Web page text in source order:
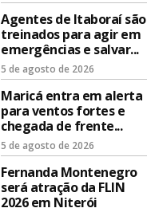
Agentes de Itaboraí são
treinados para agir em
emergências e salvar...
5 de agosto de 2026
Maricá entra em alerta
para ventos fortes e
chegada de frente...
5 de agosto de 2026
Fernanda Montenegro
será atração da FLIN
2026 em Niterói